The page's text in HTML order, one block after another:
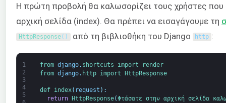
Η πρώτη προβολή θα καλωσορίζει τους χρήστες που
αρχική σελίδα (index). Θα πρέπει να εισαγάγουμε τη
HttpResponse( ) από τη βιβλιοθήκη του Django http :
1
2
3
4
5
from django. shortcuts import
render
from django. http import HttpResponse
def index( request ) :
return
HttpResponse(Φτάσατε στην αρχική σελίδα